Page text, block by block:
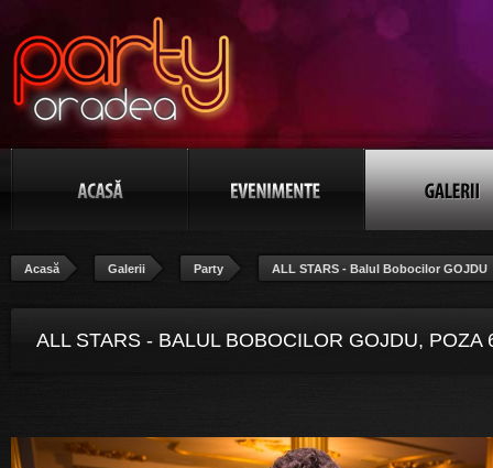
Acasă Galerii Party ALL STARS - Balul Bobocilor GOJDU
ALL STARS - BALUL BOBOCILOR GOJDU, POZA